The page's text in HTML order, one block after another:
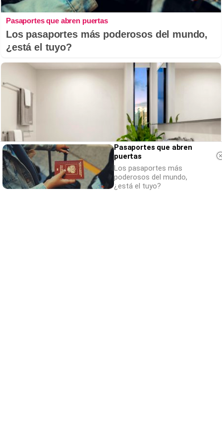
Pasaportes que abren puertas
Los pasaportes más poderosos del mundo,
¿está el tuyo?
Pasaportes que abren
puertas
Los pasaportes más
poderosos del mundo,
¿está el tuyo?